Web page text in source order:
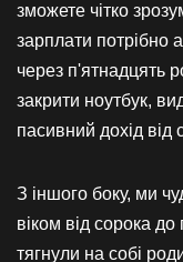
зможете чітко
зарплати потрібно
через п'ятнадцять
закрити ноутбук,
пасивний дохід від
З іншого боку, ми
віком від сорока до
тягнули на собі